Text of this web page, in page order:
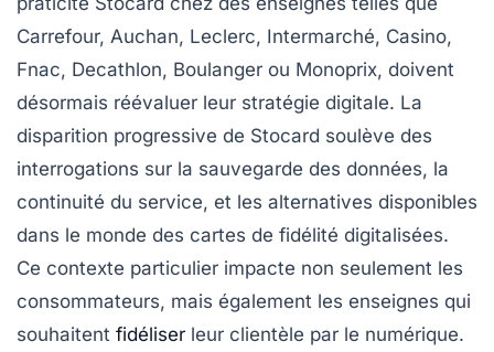
Carrefour, Auchan, Leclerc, Intermarché, Casino,
Fnac, Decathlon, Boulanger ou Monoprix, doivent
désormais réévaluer leur stratégie digitale. La
disparition progressive de Stocard soulève des
interrogations sur la sauvegarde des données, la
continuité du service, et les alternatives disponibles
dans le monde des cartes de fidélité digitalisées.
Ce contexte particulier impacte non seulement les
consommateurs, mais également les enseignes qui
souhaitent fidéliser leur clientèle par le numérique.